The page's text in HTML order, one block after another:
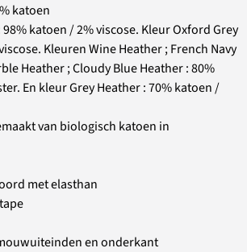
katoen
katoen / 2% viscose. Kleur Oxford Grey
Kleuren Wine Heather ; French Navy
Heather ; Cloudy Blue Heather : 80%
En kleur Grey Heather : 70% katoen /
van biologisch katoen in
met elasthan
en onderkant